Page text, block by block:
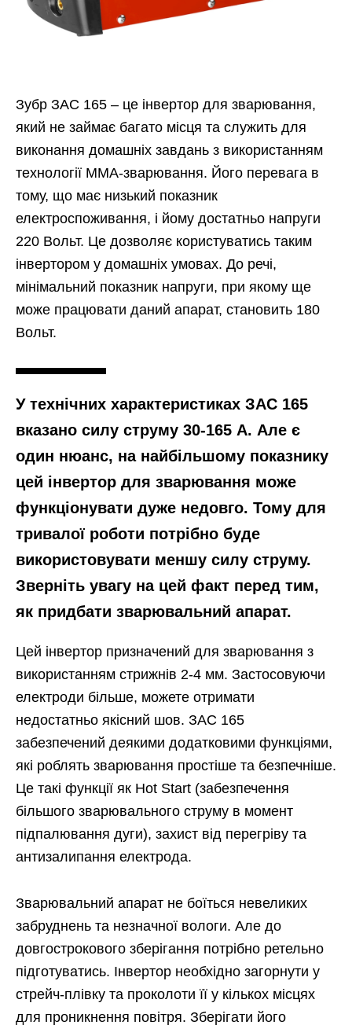
Зубр ЗАС 165 – це інвертор для зварювання,
який не займає багато місця та служить для
виконання домашніх завдань з використанням
технології ММА-зварювання. Його перевага в
тому, що має низький показник
електроспоживання, і йому достатньо напруги
220 Вольт. Це дозволяє користуватись таким
інвертором у домашніх умовах. До речі,
мінімальний показник напруги, при якому ще
може працювати даний апарат, становить 180
Вольт.
У технічних характеристиках ЗАС 165
вказано силу струму 30-165 А. Але є
один нюанс, на найбільшому показнику
цей інвертор для зварювання може
функціонувати дуже недовго. Тому для
тривалої роботи потрібно буде
використовувати меншу силу струму.
Зверніть увагу на цей факт перед тим,
як придбати зварювальний апарат.
Цей інвертор призначений для зварювання з
використанням стрижнів 2-4 мм. Застосовуючи
електроди більше, можете отримати
недостатньо якісний шов. ЗАС 165
забезпечений деякими додатковими функціями,
які роблять зварювання простіше та безпечніше.
Це такі функції як Hot Start (забезпечення
більшого зварювального струму в момент
підпалювання дуги), захист від перегріву та
антизалипання електрода.
Зварювальний апарат не боїться невеликих
забруднень та незначної вологи. Але до
довгострокового зберігання потрібно ретельно
підготуватись. Інвертор необхідно загорнути у
стрейч-плівку та проколоти її у кількох місцях
для проникнення повітря. Зберігати його